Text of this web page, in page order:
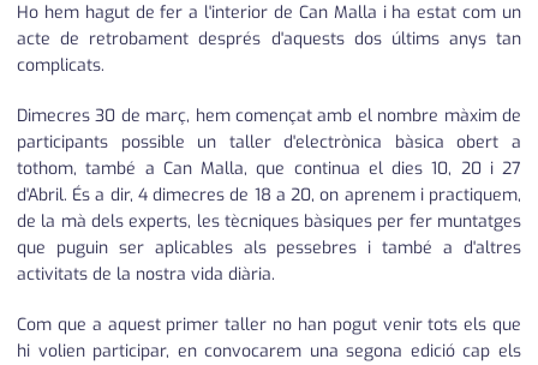
Ho hem hagut de fer a l'interior de Can Malla i ha estat com un
acte de retrobament després d'aquests dos últims anys tan
complicats.
Dimecres 30 de març, hem començat amb el nombre màxim de
participants possible un taller d'electrònica bàsica obert a
tothom, també a Can Malla, que continua el dies 10, 20 i 27
d'Abril. És a dir, 4 dimecres de 18 a 20, on aprenem i practiquem,
de la mà dels experts, les tècniques bàsiques per fer muntatges
que puguin ser aplicables als pessebres i també a d'altres
activitats de la nostra vida diària.
Com que a aquest primer taller no han pogut venir tots els que
hi volien participar, en convocarem una segona edició cap els